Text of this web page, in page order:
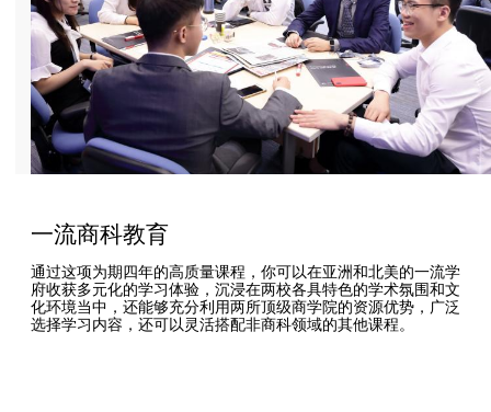
一流商科教育
通过这项为期四年的高质量课程，你可以在亚洲和北美的一流学
府收获多元化的学习体验，沉浸在两校各具特色的学术氛围和文
化环境当中，还能够充分利用两所顶级商学院的资源优势，广泛
选择学习内容，还可以灵活搭配非商科领域的其他课程。